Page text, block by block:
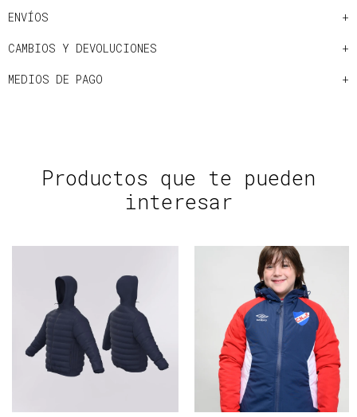
ENVÍOS
CAMBIOS Y DEVOLUCIONES
MEDIOS DE PAGO
Productos que te pueden
interesar